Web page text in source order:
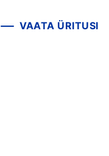
VAATA ÜRITUSI